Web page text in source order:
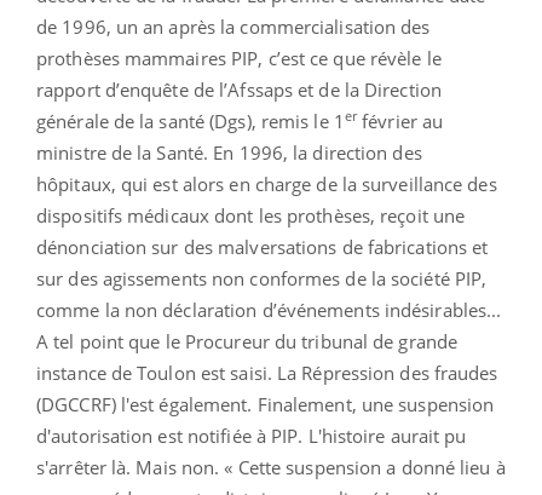
de 1996, un an après la commercialisation des
prothèses mammaires PIP, c’est ce que révèle le
rapport d’enquête de l’Afssaps et de la Direction
générale de la santé (Dgs), remis le 1 erfévrier au
ministre de la Santé. En 1996, la direction des
hôpitaux, qui est alors en charge de la surveillance des
dispositifs médicaux dont les prothèses, reçoit une
dénonciation sur des malversations de fabrications et
sur des agissements non conformes de la société PIP,
comme la non déclaration d’événements indésirables...
A tel point que le Procureur du tribunal de grande
instance de Toulon est saisi. La Répression des fraudes
(DGCCRF) l'est également. Finalement, une suspension
d'autorisation est notifiée à PIP. L'histoire aurait pu
s'arrêter là. Mais non. « Cette suspension a donné lieu à